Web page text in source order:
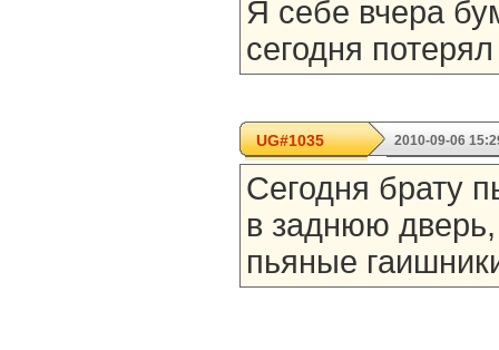
Я себе вчера
сегодня
UG#1035 2010-09-06
Сегодня брату
в заднюю
пьяные